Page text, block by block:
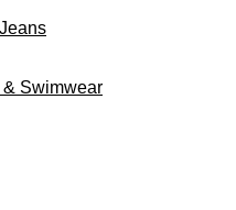
Swimwear